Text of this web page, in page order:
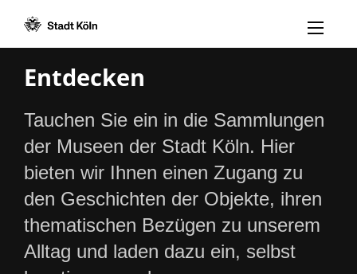
Menü
Entdecken
Tauchen Sie ein in die Sammlungen
der Museen der Stadt Köln. Hier
bieten wir Ihnen einen Zugang zu
den Geschichten der Objekte, ihren
thematischen Bezügen zu unserem
Alltag und laden dazu ein, selbst